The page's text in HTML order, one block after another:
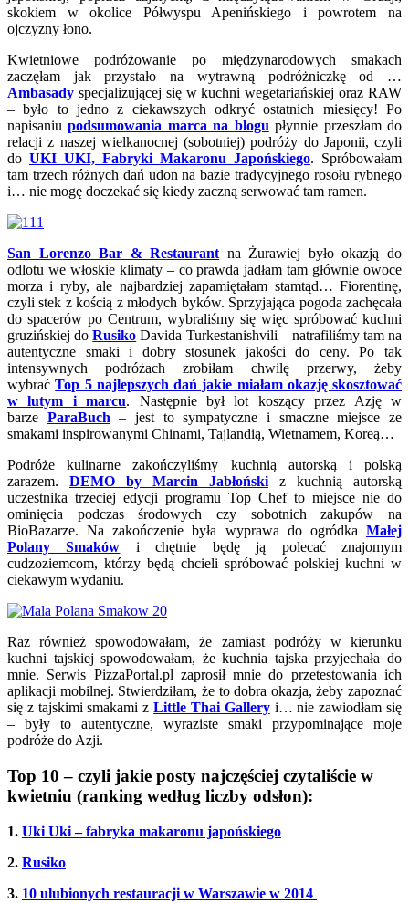
skokiem w okolice Półwyspu Apenińskiego i powrotem na
ojczyzny łono.
Kwietniowe podróżowanie po międzynarodowych smakach
zaczęłam jak przystało na wytrawną podróżniczkę od …
Ambasady specjalizującej się w kuchni wegetariańskiej oraz RAW
– było to jedno z ciekawszych odkryć ostatnich miesięcy! Po
napisaniupodsumowania marca na blogupłynnie przeszłam do
relacji z naszej wielkanocnej (sobotniej) podróży do Japonii, czyli
do UKI UKI, Fabryki Makaronu Japońskiego. Spróbowałam
tam trzech różnych dań udon na bazie tradycyjnego rosołu rybnego
i… nie mogę doczekać się kiedy zaczną serwować tam ramen.
San Lorenzo Bar & Restaurantna Żurawiej było okazją do
odlotu we włoskie klimaty – co prawda jadłam tam głównie owoce
morza i ryby, ale najbardziej zapamiętałam stamtąd… Fiorentinę,
czyli stek z kością z młodych byków. Sprzyjająca pogoda zachęcała
do spacerów po Centrum, wybraliśmy się więc spróbować kuchni
gruzińskiej doRusiko Davida Turkestanishvili – natrafiliśmy tam na
autentyczne smaki i dobry stosunek jakości do ceny. Po tak
intensywnych podróżach zrobiłam chwilę przerwy, żeby
wybraćTop 5 najlepszych dań jakie miałam okazję skosztować
w lutym i marcu. Następnie był lot koszący przez Azję w
barze ParaBuch– jest to sympatyczne i smaczne miejsce ze
smakami inspirowanymi Chinami, Tajlandią, Wietnamem, Koreą…
Podróże kulinarne zakończyliśmy kuchnią autorską i polską
zarazem. DEMO by Marcin Jabłońskiz kuchnią autorską
uczestnika trzeciej edycji programu Top Chef to miejsce nie do
ominięcia podczas środowych czy sobotnich zakupów na
BioBazarze. Na zakończenie była wyprawa do ogródka Małej
Polany Smaków i chętnie będę ją polecać znajomym
cudzoziemcom, którzy będą chcieli spróbować polskiej kuchni w
ciekawym wydaniu.
Raz również spowodowałam, że zamiast podróży w kierunku
kuchni tajskiej spowodowałam, że kuchnia tajska przyjechała do
mnie. Serwis PizzaPortal.pl zaprosił mnie do przetestowania ich
aplikacji mobilnej. Stwierdziłam, że to dobra okazja, żeby zapoznać
się z tajskimi smakami zLittle Thai Galleryi… nie zawiodłam się
– były to autentyczne, wyraziste smaki przypominające moje
podróże do Azji.
Top 10 – czyli jakie posty najczęściej czytaliście w
kwietniu (ranking według liczby odsłon):
1. Uki Uki – fabryka makaronu japońskiego
2. Rusiko
3. 10 ulubionych restauracji w Warszawie w 2014